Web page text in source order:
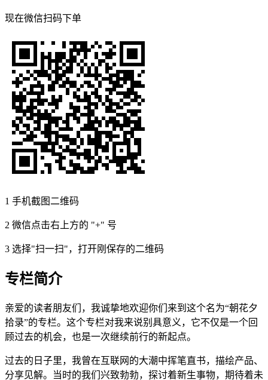
现在微信扫码下单
1 手机截图二维码
2 微信点击右上方的 "+" 号
3 选择"扫一扫"，打开刚保存的二维码
专栏简介
亲爱的读者朋友们，我诚挚地欢迎你们来到这个名为“朝花夕
拾录”的专栏。这个专栏对我来说别具意义，它不仅是一个回
顾过去的机会，也是一次继续前行的新起点。
过去的日子里，我曾在互联网的大潮中挥笔直书，描绘产品、
分享见解。当时的我们兴致勃勃，探讨着新生事物，期待着未